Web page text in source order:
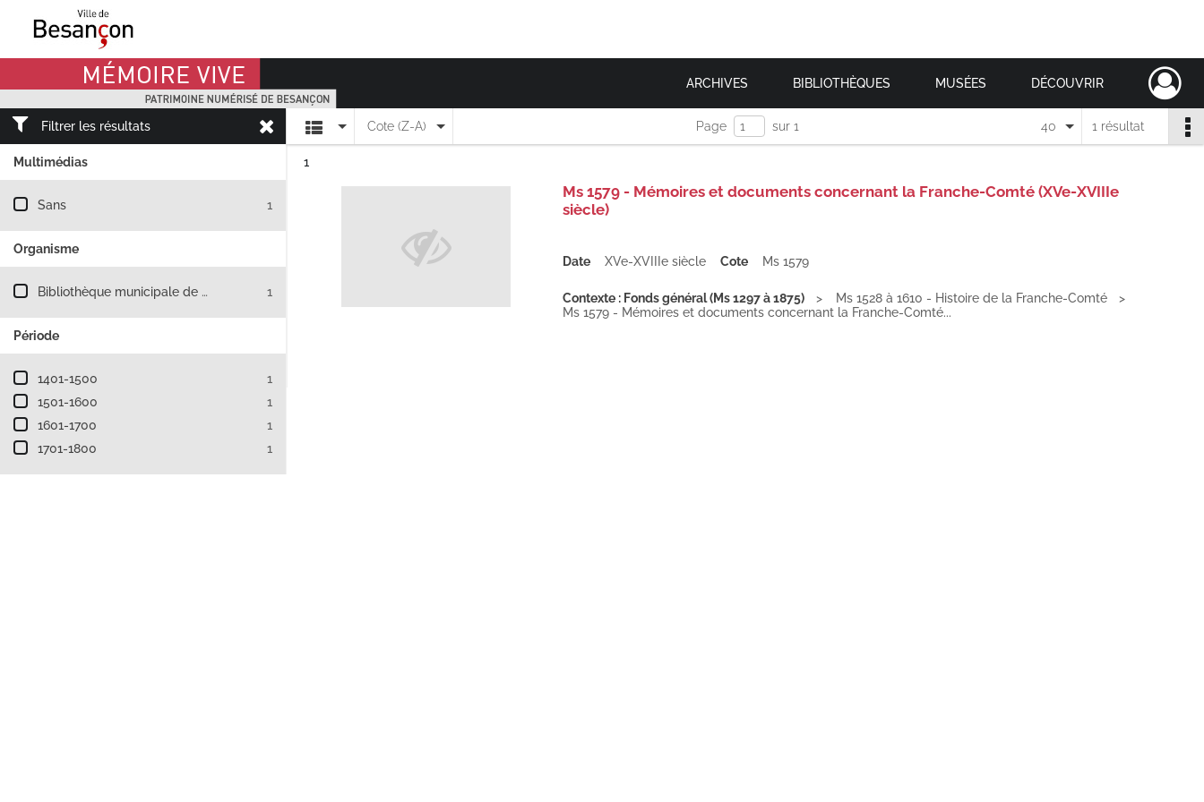
Mémoire Vive patrimoine numérisé de Besançon ARCHIVES BIBLIOTHÈQUES MUSÉES DÉCOUVRIR
Filtrer les résultats
Multimédias
Filtre les résultats par : Multimédias
Sans 1
Organisme
Filtre les résultats par : Organisme
Bibliothèque municipale de Besançon 1
Période
Filtre les résultats par : Période
1401-1500
1
1501-1600
1
1601-1700
1
1701-1800
1
AffichageCote (Z-A) Page sur 1 1 résultat
40
1
Ms 1579 - Mémoires et documents concernant la Franche-Comté (XVe-XVIIIe
siècle)
Date XVe-XVIIIe siècle Cote Ms 1579
Contexte : Fonds général (Ms 1297 à 1875)
Ms 1528 à 1610 - Histoire de la Franche-Comté
Ms 1579 - Mémoires et documents concernant la Franche-Comté...